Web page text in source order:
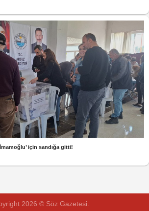
için sandığa gitti!
2026 © Söz Gazetesi.